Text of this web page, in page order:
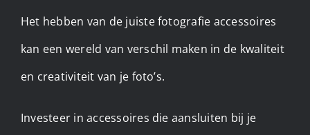
Het hebben van de juiste fotografie accessoires
kan een wereld van verschil maken in de kwaliteit
en creativiteit van je foto’s.
Investeer in accessoires die aansluiten bij je